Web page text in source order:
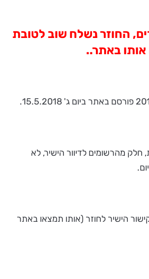
החוזר נשלח שוב לטובת
באתר..
מהרשומים לדיוור הישיר, לא
הישיר לחוזר (אותו תמצאו באתר